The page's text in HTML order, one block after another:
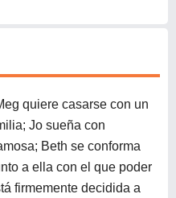
quiere casarse con un
Jo sueña con
Beth se conforma
a ella con el que poder
firmemente decidida a